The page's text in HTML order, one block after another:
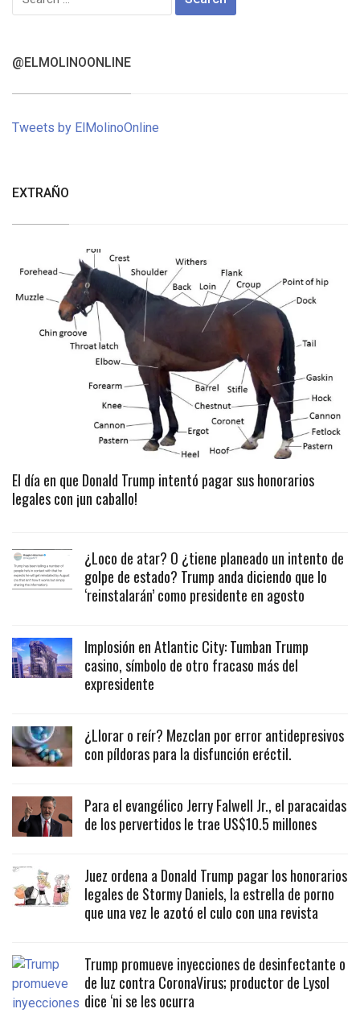
for:
@ELMOLINOONLINE
Tweets by ElMolinoOnline
EXTRAÑO
El día en que Donald Trump intentó pagar sus honorarios
legales con ¡un caballo!
¿Loco de atar? O ¿tiene planeado un intento de
golpe de estado? Trump anda diciendo que lo
‘reinstalarán’ como presidente en agosto
Implosión en Atlantic City: Tumban Trump
casino, símbolo de otro fracaso más del
expresidente
¿Llorar o reír? Mezclan por error antidepresivos
con píldoras para la disfunción eréctil.
Para el evangélico Jerry Falwell Jr., el paracaidas
de los pervertidos le trae US$10.5 millones
Juez ordena a Donald Trump pagar los honorarios
legales de Stormy Daniels, la estrella de porno
que una vez le azotó el culo con una revista
Trump promueve inyecciones de desinfectante o
de luz contra CoronaVirus; productor de Lysol
dice ‘ni se les ocurra